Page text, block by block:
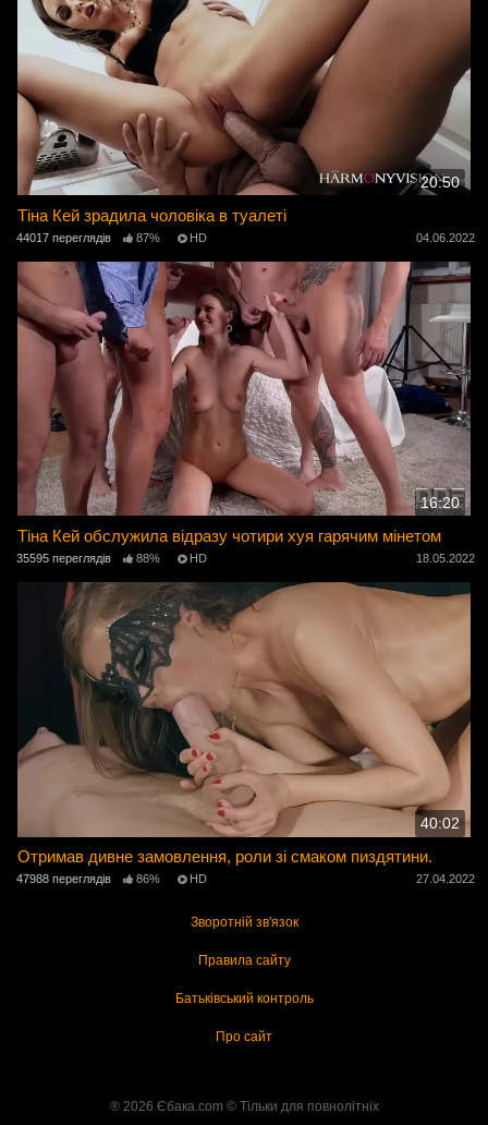
20:50
Тіна Кей зрадила чоловіка в туалеті
44017 переглядів 87% HD 04.06.2022
16:20
Тіна Кей обслужила відразу чотири хуя гарячим мінетом
35595 переглядів 88% HD 18.05.2022
40:02
Отримав дивне замовлення, роли зі смаком пиздятини.
47988 переглядів 86% HD 27.04.2022
Зворотній зв'язок
Правила сайту
Батьківський контроль
Про сайт
® 2026 Єбака.com ©️ Тільки для повнолітніх